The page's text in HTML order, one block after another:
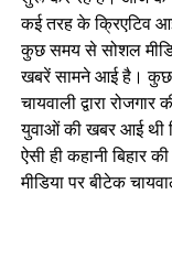
कई तरह के क्रिएटिव
कुछ समय से सोशल
खबरें सामने आई है। कुछ
चायवाली द्वारा
युवाओं की खबर आई थी
ऐसी ही कहानी बिहार
मीडिया पर बीटेक